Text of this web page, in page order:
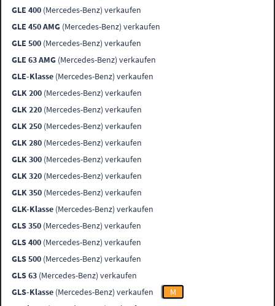
GLE 400 (Mercedes-Benz) verkaufen
GLE 450 AMG (Mercedes-Benz) verkaufen
GLE 500 (Mercedes-Benz) verkaufen
GLE 63 AMG (Mercedes-Benz) verkaufen
GLE-Klasse (Mercedes-Benz) verkaufen
GLK 200 (Mercedes-Benz) verkaufen
GLK 220 (Mercedes-Benz) verkaufen
GLK 250 (Mercedes-Benz) verkaufen
GLK 280 (Mercedes-Benz) verkaufen
GLK 300 (Mercedes-Benz) verkaufen
GLK 320 (Mercedes-Benz) verkaufen
GLK 350 (Mercedes-Benz) verkaufen
GLK-Klasse (Mercedes-Benz) verkaufen
GLS 350 (Mercedes-Benz) verkaufen
GLS 400 (Mercedes-Benz) verkaufen
GLS 500 (Mercedes-Benz) verkaufen
GLS 63 (Mercedes-Benz) verkaufen
GLS-Klasse (Mercedes-Benz) verkaufen
M